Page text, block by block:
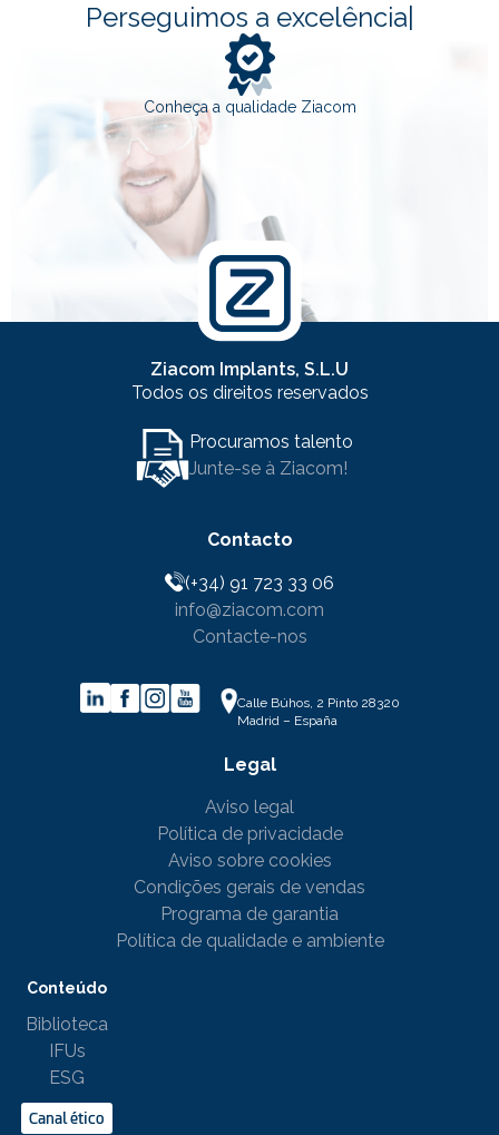
Perseguimos a excelência
Conheça a qualidade Ziacom
Legal
Aviso legal
Política de privacidade
Aviso sobre cookies
Condições gerais de vendas
Programa de garantia
Política de qualidade e ambiente
Conteúdo
Biblioteca
IFUs
ESG
Canal ético
Contacto
(+34) 91 723 33 06
info@ziacom.com
Contacte-nos
Ziacom Implants, S.L.U
Todos os direitos reservados
Procuramos talento
Junte-se à Ziacom!
Calle Búhos, 2 Pinto 28320
Madrid – España